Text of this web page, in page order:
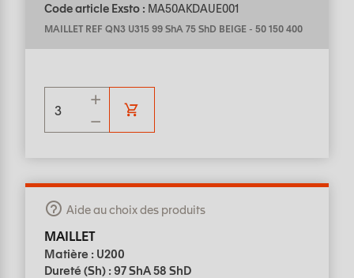
Code article Exsto : MA50AKDAUE001
MAILLET REF QN3 U315 99 ShA 75 ShD BEIGE - 50 150 400
Aide au choix des produits
MAILLET
Matière : U200
Dureté (Sh) : 97 ShA 58 ShD